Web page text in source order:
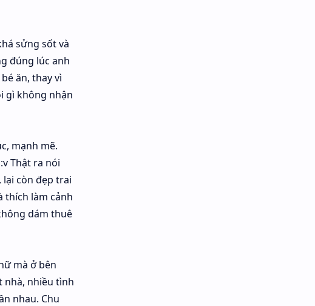
sửng sốt và
đúng lúc anh
ăn, thay vì
gì không nhận
mạnh mẽ.
Thật ra nói
lại còn đẹp trai
thích làm cảnh
dám thuê
mà ở bên
nhà, nhiều tình
nhau. Chu